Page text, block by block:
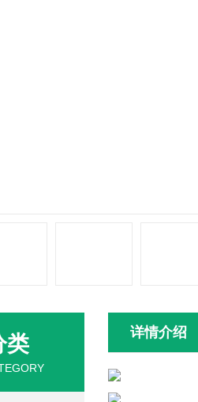
详情介绍
类